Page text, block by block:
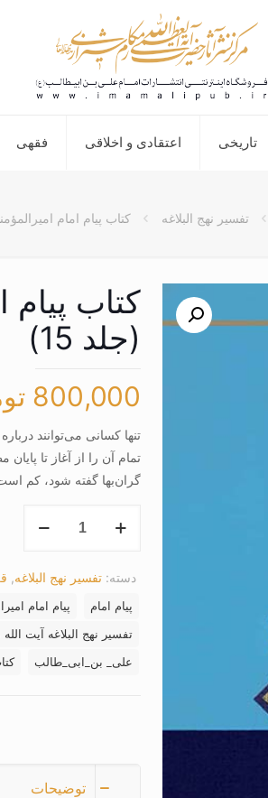
تاریخی اعتقادی و اخلاقی فقهی
تفسیر نهج البلاغه کتاب پیام امام
کتاب پیام
(جلد 15)
800,000
تنها كسانى مى‌توانند
تمام آن را از آغاز تا
گران‌بها گفته شود، كم
امیرالمؤمنین
علیه
دسته: تفسیر نهج البلاغه,
پیام امام پیام امام
تفسیر نهج البلاغه آیت
علی_ بن_ابی_طالب
توضیحات